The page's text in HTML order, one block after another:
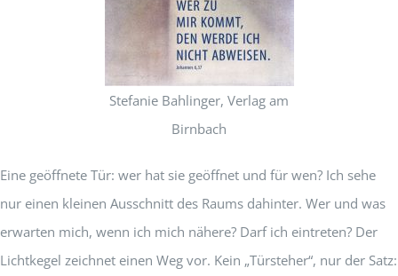
Stefanie Bahlinger, Verlag am
Birnbach
Eine geöffnete Tür: wer hat sie geöffnet und für wen? Ich sehe
nur einen kleinen Ausschnitt des Raums dahinter. Wer und was
erwarten mich, wenn ich mich nähere? Darf ich eintreten? Der
Lichtkegel zeichnet einen Weg vor. Kein „Türsteher“, nur der Satz: